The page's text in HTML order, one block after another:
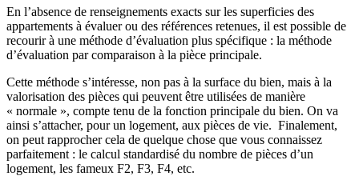
En l’absence de renseignements exacts sur les superficies des
appartements à évaluer ou des références retenues, il est possible de
recourir à une méthode d’évaluation plus spécifique : la méthode
d’évaluation par comparaison à la pièce principale.
Cette méthode s’intéresse, non pas à la surface du bien, mais à la
valorisation des pièces qui peuvent être utilisées de manière
« normale », compte tenu de la fonction principale du bien. On va
ainsi s’attacher, pour un logement, aux pièces de vie. Finalement,
on peut rapprocher cela de quelque chose que vous connaissez
parfaitement : le calcul standardisé du nombre de pièces d’un
logement, les fameux F2, F3, F4, etc.